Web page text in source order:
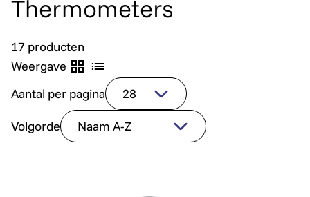
Thermometers
17 producten
Weergave
Aantal per pagina
Volgorde